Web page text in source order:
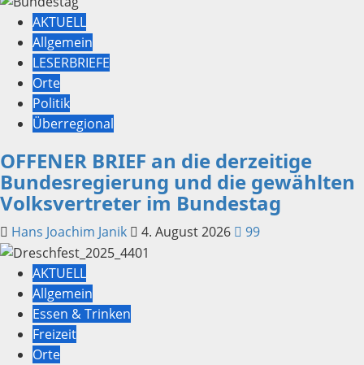
AKTUELL
Allgemein
LESERBRIEFE
Orte
Politik
Überregional
OFFENER BRIEF an die derzeitige
Bundesregierung und die gewählten
Volksvertreter im Bundestag
Hans Joachim Janik 4. August 2026 99
AKTUELL
Allgemein
Essen & Trinken
Freizeit
Orte